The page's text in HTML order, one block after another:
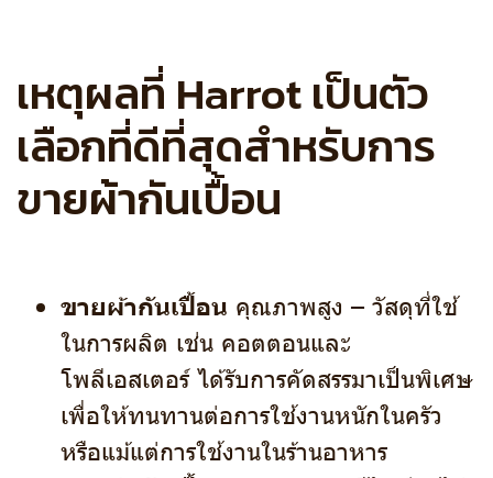
เหตุผลที่ Harrot เป็นตัว
เลือกที่ดีที่สุดสำหรับการ
ขายผ้ากันเปื้อน
ขายผ้ากันเปื้อน คุณภาพสูง – วัสดุที่ใช้
ในการผลิต เช่น คอตตอนและ
โพลีเอสเตอร์ ได้รับการคัดสรรมาเป็นพิเศษ
เพื่อให้ทนทานต่อการใช้งานหนักในครัว
หรือแม้แต่การใช้งานในร้านอาหาร